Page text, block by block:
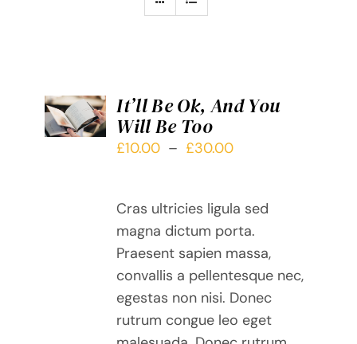
DES
OPTIONS
CE
PRODUIT
VARIATIONS.
OPTIONS
PEUVENT
CHOISIES
It’ll Be Ok, And You
Will Be Too
£10.00 – £30.00Plage
£10.00
à
£30.00
Cras ultricies ligula sed
magna dictum porta.
Praesent sapien massa,
convallis a pellentesque nec,
egestas non nisi. Donec
rutrum congue leo eget